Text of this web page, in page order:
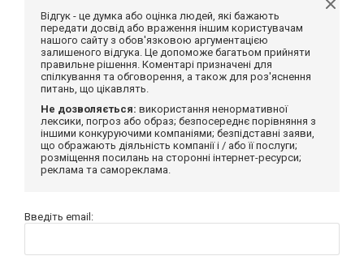
Відгук - це думка або оцінка людей, які бажають
передати досвід або враження іншим користувачам
нашого сайту з обов'язковою аргументацією
залишеного відгука. Це допоможе багатьом прийняти
правильне рішення. Коментарі призначені для
спілкування та обговорення, а також для роз'яснення
питань, що цікавлять.
Не дозволяється: використання ненормативної
лексики, погроз або образ; безпосереднє порівняння з
іншими конкуруючими компаніями; безпідставні заяви,
що ображають діяльність компанії і / або її послуги;
розміщення посилань на сторонні інтернет-ресурси;
реклама та самореклама.
Введіть email: